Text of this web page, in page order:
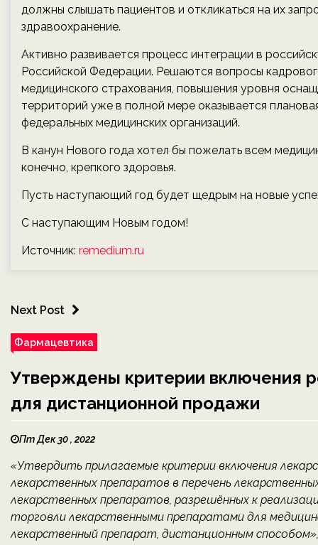
должны слышать пациентов и откликаться на их
здравоохранение.
Активно развивается процесс интеграции в
Российской Федерации. Решаются вопросы
медицинского страхования, повышения уровня
территорий уже в полной мере оказывается
федеральных медицинских организаций.
В канун Нового года хотел бы пожелать всем
конечно, крепкого здоровья.
Пусть наступающий год будет щедрым на новые
С наступающим Новым годом!
Источник: remedium.ru
Next Post
Фармацевтика
Утверждены критерии включения
для дистанционной продажи
Пт Дек 30 , 2022
«Утвердить прилагаемые критерии включения
лекарственных препаратов в перечень
лекарственных препаратов, разрешённых к
торговли лекарственными препаратами для
лекарственный препарат, дистанционным